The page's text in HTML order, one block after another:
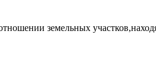
земельных